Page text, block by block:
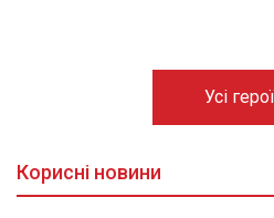
Усі герої
Корисні новини